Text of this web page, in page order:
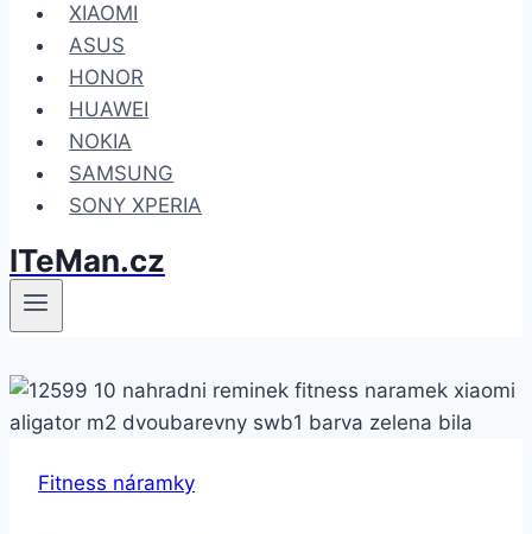
XIAOMI
ASUS
HONOR
HUAWEI
NOKIA
SAMSUNG
SONY XPERIA
ITeMan.cz
Fitness náramky